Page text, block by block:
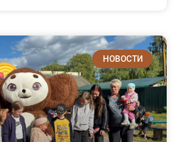
НОВОСТИ